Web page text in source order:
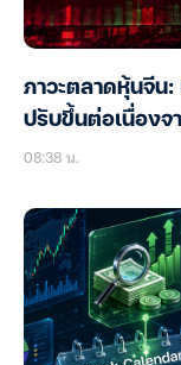
ภาวะตลาดหุ้นจีน
ปรับขึ้นต่อเนื่องจ
08:38 น.